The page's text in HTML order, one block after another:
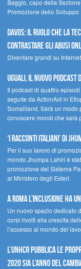
Baggio, capo della
Promozione dello Sviluppo
Davos: il ruolo che la
contrastare gli abusi
Diventare grandi su
UGUALI, il nuovo podcast
Il podcast di quattro
seguite da ActionAid in
Somaliland. Sarà un modo
conoscere mondi che sarà
‘I racconti italiani’ di
Per il suo lavoro di
mondo Jhumpa Lahiri è
promozione del Sistema
al Ministero degli Esteri.
A Roma l’inclusione ha
Un nuovo spazio dedicato
corsi rivolti alla crescita
l’accesso al mondo del
L’UNHCR pubblica le
2020 sia l’anno del